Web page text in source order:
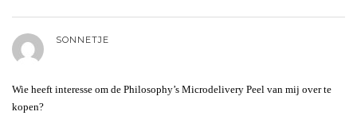
SONNETJE
Wie heeft interesse om de Philosophy’s Microdelivery Peel van mij over te
kopen?